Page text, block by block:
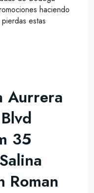
haciendo
estas
Aurrera
35
Roman